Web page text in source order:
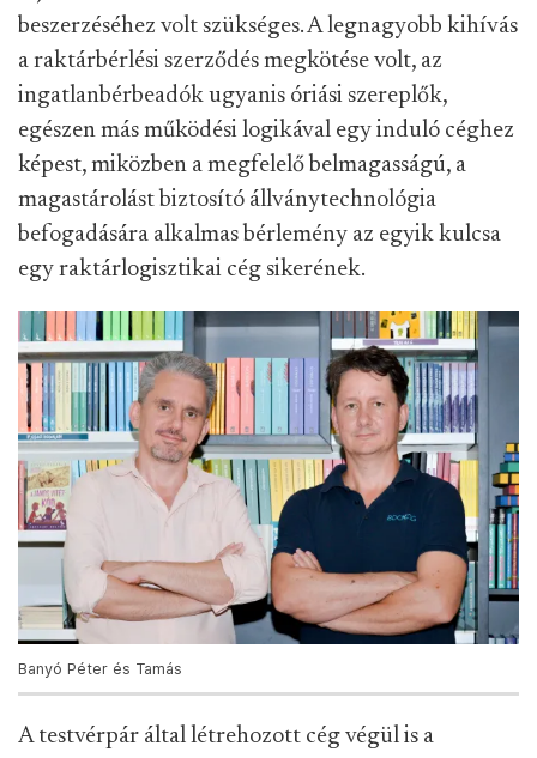
beszerzéséhez volt szükséges. A legnagyobb kihívás
a raktárbérlési szerződés megkötése volt, az
ingatlanbérbeadók ugyanis óriási szereplők,
egészen más működési logikával egy induló céghez
képest, miközben a megfelelő belmagasságú, a
magastárolást biztosító állványtechnológia
befogadására alkalmas bérlemény az egyik kulcsa
egy raktárlogisztikai cég sikerének.
Banyó Péter és Tamás
A testvérpár által létrehozott cég végül is a